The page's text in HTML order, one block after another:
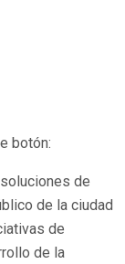
botón:
de
de la ciudad
de
de la